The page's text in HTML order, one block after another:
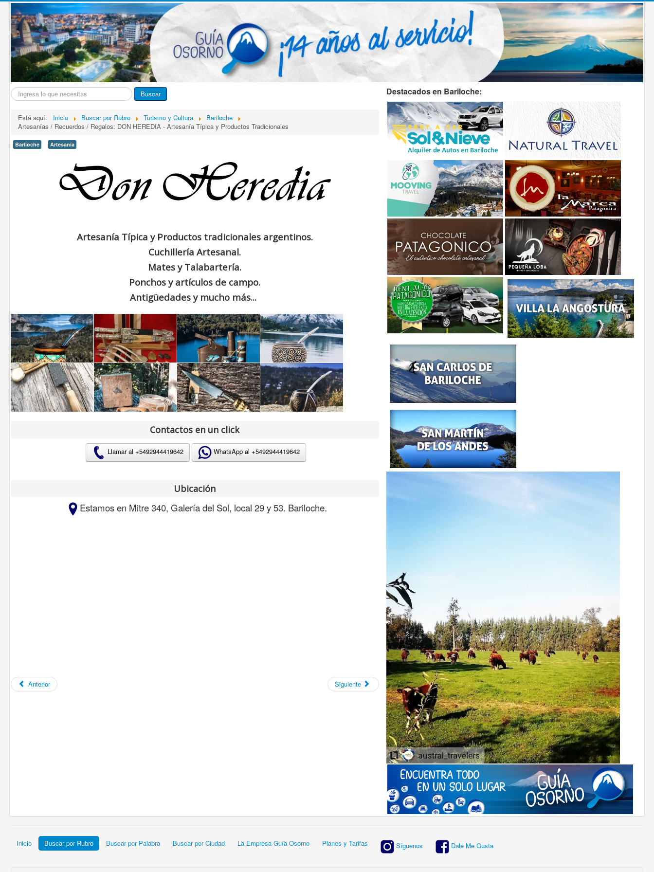
Buscar... Buscar
Está aquí: Inicio Buscar por Rubro Turismo y Cultura
Bariloche
Artesanías / Recuerdos / Regalos: DON HEREDIA - Artesanía Típica y Productos Tradicionales
Bariloche Artesanía
Artesanía Típica y Productos tradicionales argentinos.
Cuchillería Artesanal.
Mates y Talabartería.
Ponchos y artículos de campo.
Antigüedades y mucho más...
Contactos en un click
Llamar al +5492944419642 WhatsApp al +5492944419642
Ubicación
Estamos en Mitre 340, Galería del Sol, local 29 y 53. Bariloche.
Anterior Siguiente
Destacados en Bariloche:
Inicio Buscar por Rubro Buscar por Palabra Buscar por Ciudad La Empresa Guía Osorno Planes y Tarifas Síguenos Dale Me Gusta